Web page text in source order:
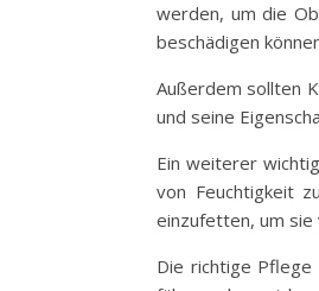
werden, um die
beschädigen
Außerdem sollten
und seine
Ein weiterer
von Feuchtigkeit
einzufetten, um sie
Die richtige Pflege